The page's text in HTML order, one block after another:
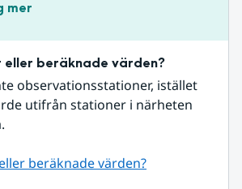
mer
beräknade värden?
observationsstationer, istället
utifrån stationer i närheten
beräknade värden?